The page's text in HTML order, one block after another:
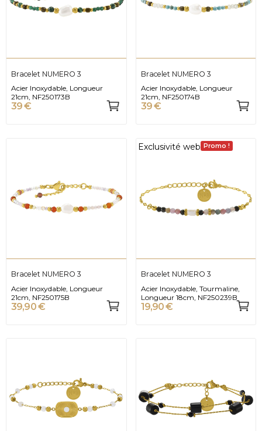
Bracelet NUMERO 3
Acier Inoxydable, Longueur
21cm, NF250173B
39 €
Bracelet NUMERO 3
Acier Inoxydable, Longueur
21cm, NF250174B
39 €
Bracelet NUMERO 3
Acier Inoxydable, Longueur
21cm, NF250175B
39,90 €
Exclusivité web Promo !
Bracelet NUMERO 3
Acier Inoxydable, Tourmaline,
Longueur 18cm, NF250239B
19,90 €